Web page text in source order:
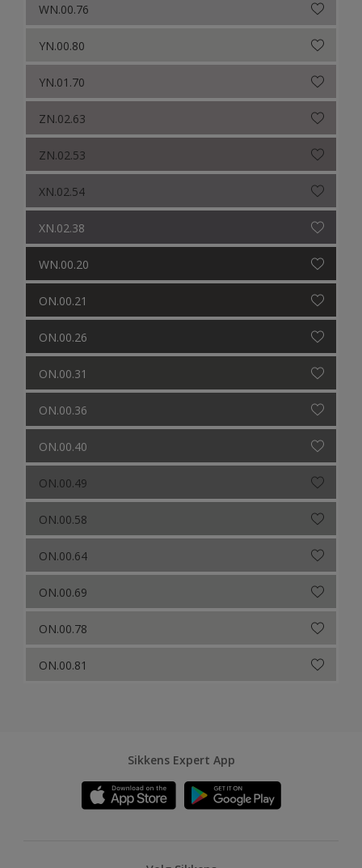
WN.00.76
YN.00.80
YN.01.70
ZN.02.63
ZN.02.53
XN.02.54
XN.02.38
WN.00.20
ON.00.21
ON.00.26
ON.00.31
ON.00.36
ON.00.40
ON.00.49
ON.00.58
ON.00.64
ON.00.69
ON.00.78
ON.00.81
Sikkens Expert App